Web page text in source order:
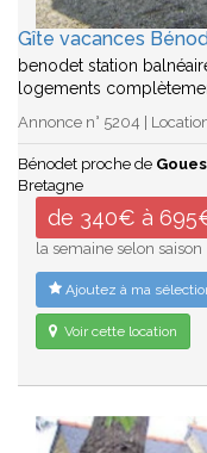
Gîte vacances
benodet station
logements
Annonce n° 5204 |
Bénodet proche de
Bretagne
de 340€ à
la semaine selon saison
Ajoutez à ma
Voir cette location